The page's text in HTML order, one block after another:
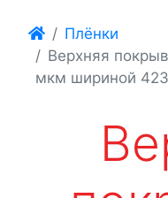
Плёнки
Верхняя
мкм шириной